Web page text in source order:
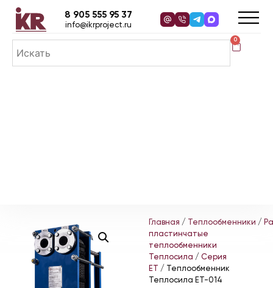
0
8 905 555 95 37
info@ikrproject.ru
Главная / Теплообменники /
пластинчатые
теплообменники
Теплосила / Серия
ЕТ / Теплообменник
Теплосила ET-014